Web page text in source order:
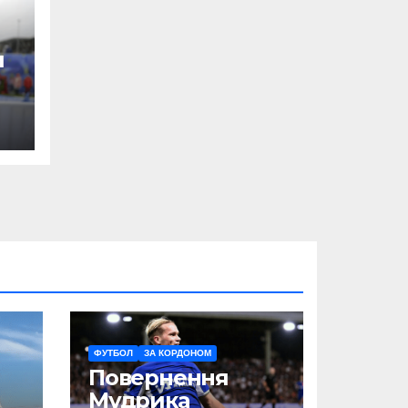
ФУТБОЛ ЗА КОРДОНОМ
Повернення
Мудрика